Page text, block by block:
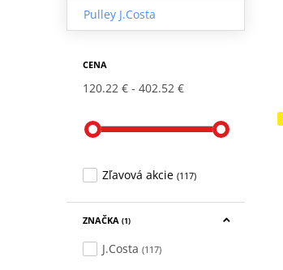
Pulley J.Costa
CENA
120.22 € 402.52 €
Zľavová akcie (117)
ZNAČKA (1)
J.Costa (117)